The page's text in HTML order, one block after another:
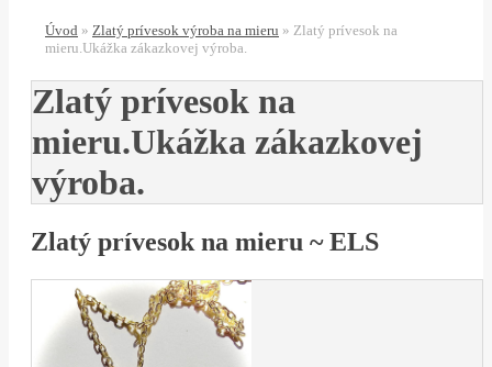
Úvod » Zlatý prívesok výroba na mieru » Zlatý prívesok na
mieru.Ukážka zákazkovej výroba.
Zlatý prívesok na
mieru.Ukážka zákazkovej
výroba.
Zlatý prívesok na mieru ~ ELS